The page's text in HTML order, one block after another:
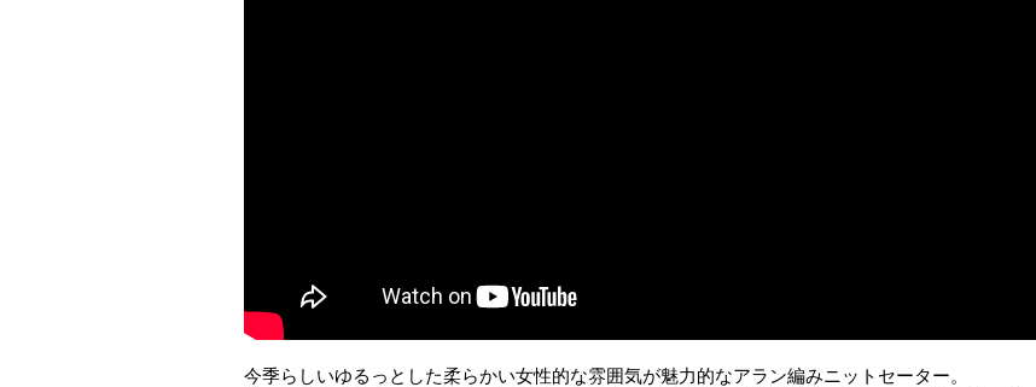
今季らしいゆるっとした柔らかい女性的な雰囲気が魅力的なアラン編みニットセーター。